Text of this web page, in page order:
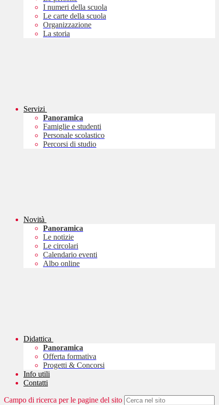
I numeri della scuola
Le carte della scuola
Organizzazione
La storia
Servizi
Panoramica
Famiglie e studenti
Personale scolastico
Percorsi di studio
Novità
Panoramica
Le notizie
Le circolari
Calendario eventi
Albo online
Didattica
Panoramica
Offerta formativa
Progetti & Concorsi
Info utili
Contatti
Campo di ricerca per le pagine del sito